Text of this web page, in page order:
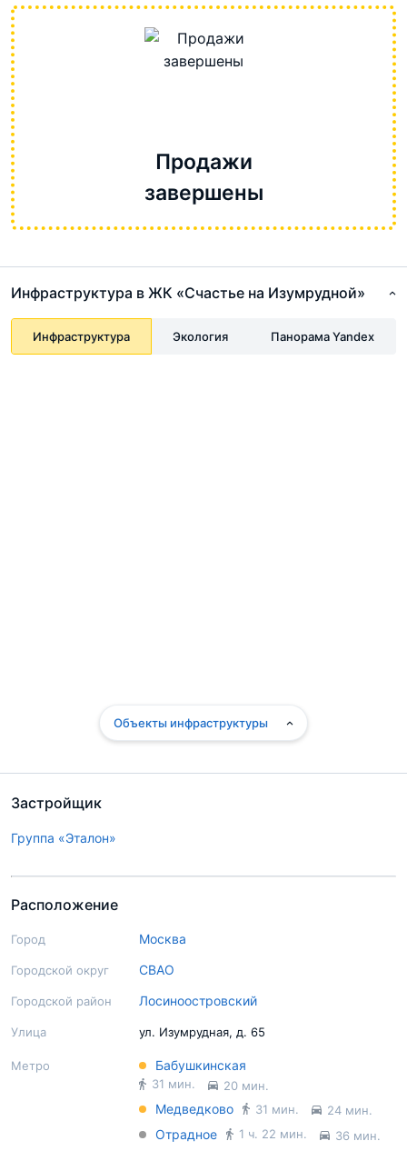
Продажи
завершены
Застройщик
Группа «Эталон»
Расположение
Город Москва
Городской округ СВАО
Городской район Лосиноостровский
Улица ул. Изумрудная, д. 65
Метро Бабушкинская
31 мин. 20 мин.
Медведково 31 мин. 24 мин.
Отрадное 1 ч. 22 мин. 36 мин.
Инфраструктура в ЖК «Счастье на Изумрудной»
Инфраструктура Экология Панорама Yandex
Объекты инфраструктуры